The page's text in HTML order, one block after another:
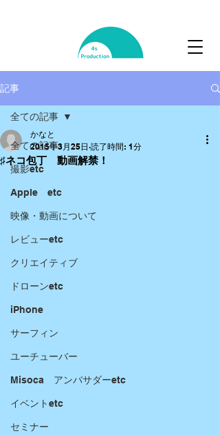
記事
全ての記事
撮影etc
Apple etc
映像・動画について
レビューetc
クリエイティブ
ドローンetc
iPhone
サーフィン
ユーチューバー
Misoca アンバサダーetc
イベントetc
セミナー
全ての記事
♯ネコ包丁 動画解禁！
かなと
2015年3月25日 読了時間: 1分